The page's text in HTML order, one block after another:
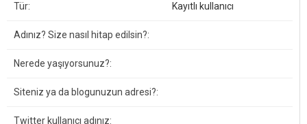
Tür: Kayıtlı kullanıcı
Adınız? Size nasıl hitap edilsin?:
Nerede yaşıyorsunuz?:
Siteniz ya da blogunuzun adresi?:
Twitter kullanıcı adınız: